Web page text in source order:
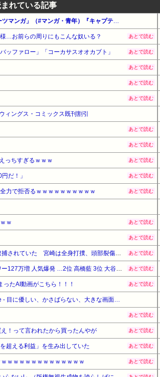
れている記事
【最大50%還元】Amazon公式マンガ毎週末セール「アツいスポーツマンガ」（#マンガ・青年）『キャプテン翼』『ダイヤモンドの功罪』『リアル』他
…お前らの周りにもこんな奴いる？ あとで読む
ッファロー」「コーカサスオオカブト」 あとで読む
あとで読む
あとで読む
あとで読む
ィングス・コミックス既刊割引
あとで読む
あとで読む
っちすぎるｗｗｗ あとで読む
だ！」 あとで読む
力で拒否るｗｗｗｗｗｗｗｗｗｗ あとで読む
ｗ あとで読む
あとで読む
【芸能】元EXILE・黒木啓司、妻・宮崎麗果被告へのDV事案で逮捕されていた 宮崎は全身打撲、頭部裂傷及び打撲、頸部損傷の怪我 あとで読む
中村敬斗 かっこいいアスリート調査 1位 W杯でインスタフォロワー127万増 人気爆発 …2位 高橋藍 3位 大谷翔平 あとで読む
たAI動画がこちら！！！ あとで読む
【Amazonデバイスサマーセール】【15%OFF！】 Amazon Kindle - 目に優しい、かさばらない、大きな画面で読みやすい、6週間持続バッテリー、6インチディスプレイ電子書籍リーダー、ブラック、16GB、広告なし
あとで読む
！って言われたから買ったんやが あとで読む
超える利益」を生み出していた あとで読む
ｗｗｗｗｗｗｗｗｗｗｗｗｗ あとで読む